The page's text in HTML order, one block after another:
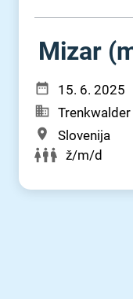
Mizar
15. 6. 2025
Trenkwalder
Slovenija
ž/m/d